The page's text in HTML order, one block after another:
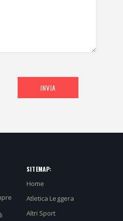
INVIA
SITEMAP:
Home
Atletica Leggera
Altri Sport